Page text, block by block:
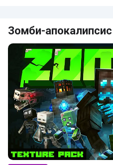
Зомби-апокалипсис